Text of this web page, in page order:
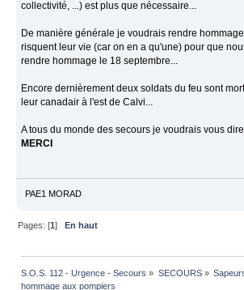
collectivité, ...) est plus que nécessaire...
De manière générale je voudrais rendre
risquent leur vie (car on en a qu'une) pour que
rendre hommage le 18 septembre...
Encore dernièrement deux soldats du feu sont
leur canadair à l'est de Calvi...
A tous du monde des secours je voudrais vous
MERCI
PAE1 MORAD
Pages: [1]En haut
S.O.S. 112 - Urgence - Secours » SECOURS»
hommage aux pompiers